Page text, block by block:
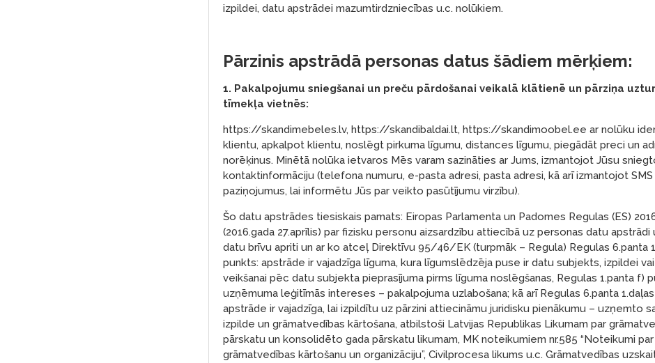
izpildei, datu apstrādei mazumtirdzniecības u.c. nolūkiem.
Pārzinis apstrādā personas datus šādiem mērķiem:
1. Pakalpojumu sniegšanai un preču pārdošanai veikalā klātienē un pārziņa
tīmekļa vietnēs:
https://skandimebeles.lv, https://skandibaldai.lt, https://skandimoobel.ee ar nolūku
klientu, apkalpot klientu, noslēgt pirkuma līgumu, distances līgumu, piegādāt preci un
norēķinus. Minētā nolūka ietvaros Mēs varam sazināties ar Jums, izmantojot Jūsu
kontaktinformāciju (telefona numuru, e-pasta adresi, pasta adresi, kā arī izmantojot SMS
paziņojumus, lai informētu Jūs par veikto pasūtījumu virzību).
Šo datu apstrādes tiesiskais pamats: Eiropas Parlamenta un Padomes Regulas (ES)
(2016.gada 27.aprīlis) par fizisku personu aizsardzību attiecībā uz personas datu apstrādi
datu brīvu apriti un ar ko atceļ Direktīvu 95/46/EK (turpmāk – Regula) Regulas 6.panta
punkts: apstrāde ir vajadzīga līguma, kura līgumslēdzēja puse ir datu subjekts, izpildei
veikšanai pēc datu subjekta pieprasījuma pirms līguma noslēgšanas, Regulas 1.panta f)
uzņēmuma leģitīmās intereses – pakalpojuma uzlabošana; kā arī Regulas 6.panta
apstrāde ir vajadzīga, lai izpildītu uz pārzini attiecināmu juridisku pienākumu – uzņemto
izpilde un grāmatvedības kārtošana, atbilstoši Latvijas Republikas Likumam par
pārskatu un konsolidēto gada pārskatu likumam, MK noteikumiem nr.585 “Noteikumi par
grāmatvedības kārtošanu un organizāciju”, Civilprocesa likums u.c. Grāmatvedības